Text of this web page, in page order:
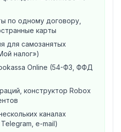
— на старших тарифах
— на «Стартовом»
%
/ Mir Pay
по одному договору,
карты
для самозанятых
налог»)
Online (54-ФЗ, ФФД
конструктор Robox
каналах
e-mail)